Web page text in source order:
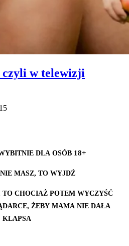
czyli w telewizji
DLA OSÓB 18+
NIE MASZ, TO WYJDŹ
TO CHOCIAŻ POTEM WYCZYŚĆ
, ŻEBY MAMA NIE DAŁA
KLAPSA